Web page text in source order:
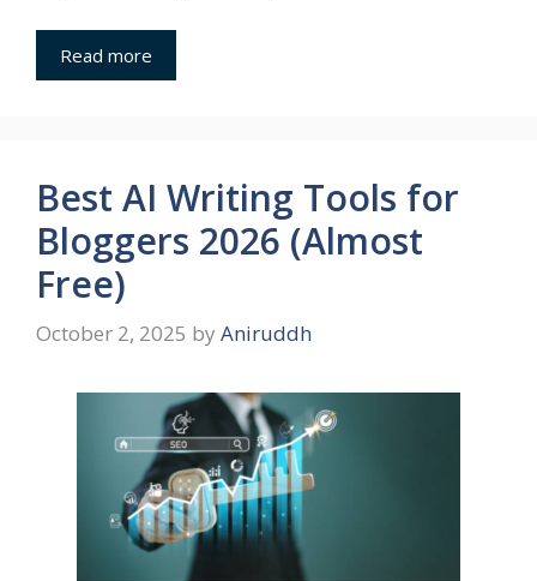
Read more
Best AI Writing Tools for
Bloggers 2026 (Almost
Free)
October 2, 2025 by Aniruddh